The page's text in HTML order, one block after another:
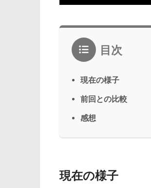
目次
現在の様子
前回との比較
感想
現在の様子